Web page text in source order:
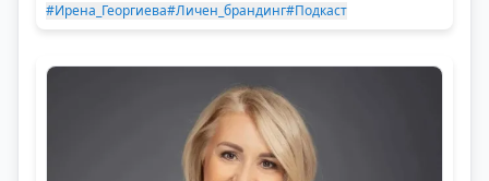
#Ирена_Георгиева#Личен_брандинг#Подкаст